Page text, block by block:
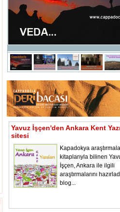
Yavuz İşçen'den Ankara Kent
sitesi
Kapadokya
kitaplarıyla bilinen
İşçen, Ankara ile ilgili
araştırmalarını
blog...